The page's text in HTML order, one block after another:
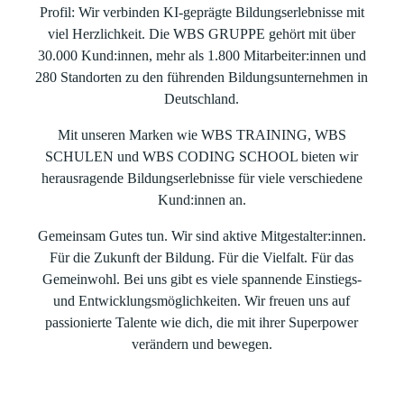
Profil: Wir verbinden KI-geprägte Bildungserlebnisse mit
viel Herzlichkeit. Die WBS GRUPPE gehört mit über
30.000 Kund:innen, mehr als 1.800 Mitarbeiter:innen und
280 Standorten zu den führenden Bildungsunternehmen in
Deutschland.
Mit unseren Marken wie WBS TRAINING, WBS
SCHULEN und WBS CODING SCHOOL bieten wir
herausragende Bildungserlebnisse für viele verschiedene
Kund:innen an.
Gemeinsam Gutes tun. Wir sind aktive Mitgestalter:innen.
Für die Zukunft der Bildung. Für die Vielfalt. Für das
Gemeinwohl. Bei uns gibt es viele spannende Einstiegs-
und Entwicklungsmöglichkeiten. Wir freuen uns auf
passionierte Talente wie dich, die mit ihrer Superpower
verändern und bewegen.